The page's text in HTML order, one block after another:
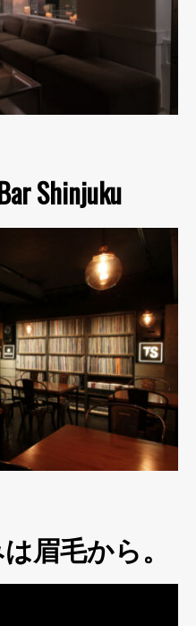
Shinjuku
眉毛から。